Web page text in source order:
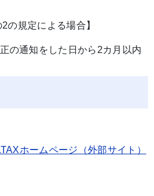
の規定による場合】
の通知をした日から2カ月以内
ホームページ（外部サイト）